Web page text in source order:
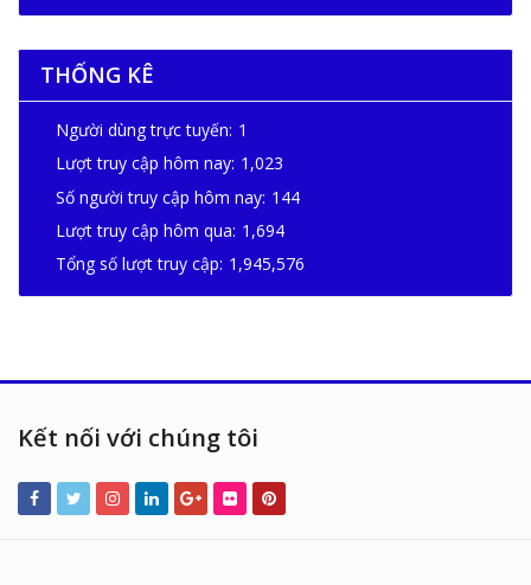
THỐNG KÊ
Người dùng trực tuyến: 1
Lượt truy cập hôm nay: 1,023
Số người truy cập hôm nay: 144
Lượt truy cập hôm qua: 1,694
Tổng số lượt truy cập: 1,945,576
Kết nối với chúng tôi